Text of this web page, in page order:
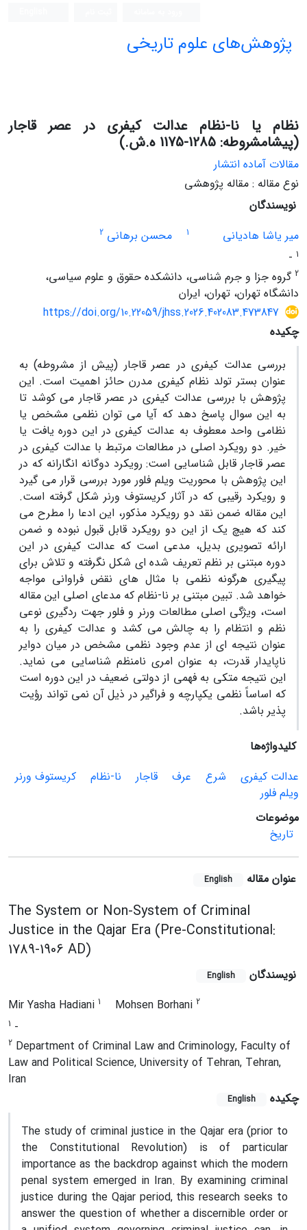
پژوهش‌های علوم تاریخی
نظام یا نا-نظام عدالت کیفری در عصر قاجار
(پیشامشروطه: 1285-1175 ه.ش.)
مقالات آماده انتشار
نوع مقاله : مقاله پژوهشی
نویسندگان
میر یاشا هادیانی
1 محسن برهانی 2
1
-
2 گروه جزا و جرم شناسی، دانشکده حقوق و علوم سیاسی،
دانشگاه تهران، تهران، ایران
https://doi.org/10.22059/jhss.2026.402083.473847
چکیده
بررسی عدالت کیفری در عصر قاجار (پیش از مشروطه) به
عنوان بستر تولد نظام کیفری مدرن حائز اهمیت است. این
پژوهش با بررسی عدالت کیفری در عصر قاجار می کوشد تا
به این سوال پاسخ دهد که آیا می توان نظمی مشخص یا
نظامی واحد معطوف به عدالت کیفری در این دوره یافت یا
خیر. دو رویکرد اصلی در مطالعات مرتبط با عدالت کیفری در
عصر قاجار قابل شناسایی است: رویکرد دوگانه انگارانه که در
این پژوهش با محوریت ویلم فلور مورد بررسی قرار می گیرد
و رویکرد رقیبی که در آثار کریستوف ورنر شکل گرفته است.
این مقاله ضمن نقد دو رویکرد مذکور، این ادعا را مطرح می
کند که هیچ یک از این دو رویکرد قابل قبول نبوده و ضمن
ارائه تصویری بدیل، مدعی است که عدالت کیفری در این
دوره مبتنی بر نظم تعریف شده ای شکل نگرفته و تلاش برای
پیگیری هرگونه نظمی با مثال های نقض فراوانی مواجه
خواهد شد. تبین مبتنی بر نا-نظام که مدعای اصلی این مقاله
است، ویژگی اصلی مطالعات ورنر و فلور جهت ردگیری نوعی
نظم و انتظام را به چالش می کشد و عدالت کیفری را به
عنوان نتیجه ای از عدم وجود نظمی مشخص در میان دوایر
ناپایدار قدرت، به عنوان امری نامنظم شناسایی می نماید.
این نتیجه متکی به فهمی از دولتی ضعیف در این دوره است
که اساساً نظمی یکپارچه و فراگیر در ذیل آن نمی تواند رؤیت
پذیر باشد.
کلیدواژه‌ها
عدالت کیفری
شرع عرف قاجار نا-نظام
کریستوف ورنر
ویلم فلور
موضوعات
تاریخ
عنوان مقاله English
The System or Non-System of Criminal
Justice in the Qajar Era (Pre-Constitutional:
1789-1906 AD)
نویسندگان English
Mir Yasha Hadiani 1 Mohsen Borhani 2
1 -
2 Department of Criminal Law and Criminology, Faculty of
Law and Political Science, University of Tehran, Tehran,
Iran
چکیده
English
The study of criminal justice in the Qajar era (prior to
the Constitutional Revolution) is of particular
importance as the backdrop against which the modern
penal system emerged in Iran. By examining criminal
justice during the Qajar period, this research seeks to
answer the question of whether a discernible order or